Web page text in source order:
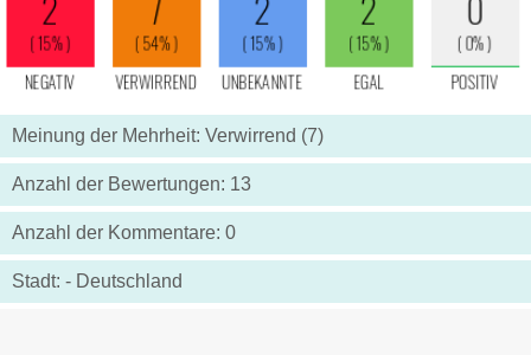
Meinung der Mehrheit: Verwirrend (7)
Anzahl der Bewertungen: 13
Anzahl der Kommentare: 0
Stadt: - Deutschland